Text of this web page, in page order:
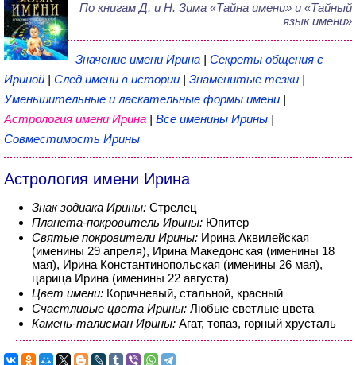
По книгам Д. и Н. Зима «Тайна имени» и «Тайный
язык имени»
Значение имени Ирина | Секреты общения с
Ириной | След имени в истории | Знаменитые тезки |
Уменьшительные и ласкательные формы имени |
Астрология имени Ирина | Все именины Ирины |
Совместимость Ирины
Астрология имени Ирина
Знак зодиака Ирины: Стрелец
Планета-покровитель Ирины: Юпитер
Святые покровители Ирины: Ирина Аквилейская
(именины 29 апреля), Ирина Македонская (именины 18
мая), Ирина Константинопольская (именины 26 мая),
царица Ирина (именины 22 августа)
Цвет имени: Коричневый, стальной, красный
Счастливые цвета Ирины: Любые светлые цвета
Камень-талисман Ирины: Агат, топаз, горный хрусталь